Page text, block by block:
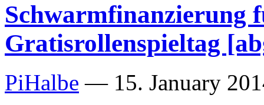
Schwarmfinanzierung
Gratisrollenspieltag
PiHalbe — 15. January